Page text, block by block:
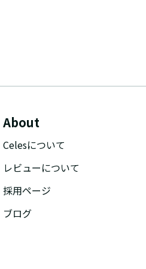
About
Celesについて
レビューについて
採用ページ
ブログ